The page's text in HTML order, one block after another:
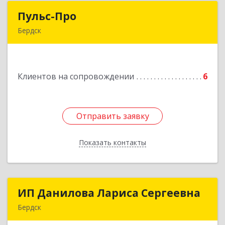
Пульс-Про
Бердск
Клиентов на сопровождении 6
Отправить заявку
Показать контакты
Подробнее
Отправить заявку
Назад
ИП Данилова Лариса Сергеевна
Бердск
ИП Данилова Лариса Сергеевна